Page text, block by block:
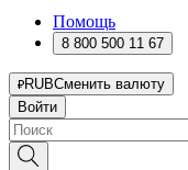
Помощь
8 800 500 11 67
RUBСменить валюту
Войти